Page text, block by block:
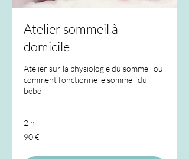
Atelier sommeil à
domicile
Atelier sur la physiologie du sommeil ou
comment fonctionne le sommeil du
bébé
2 h
90
euros
90 €